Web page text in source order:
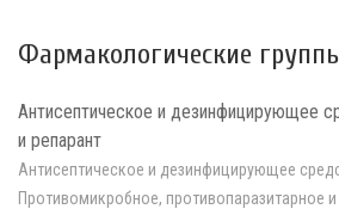
Фармакологические
Антисептическое и дезинфицирующее
и репарант
Антисептическое и дезинфицирующее
Противомикробное, противопаразитарное